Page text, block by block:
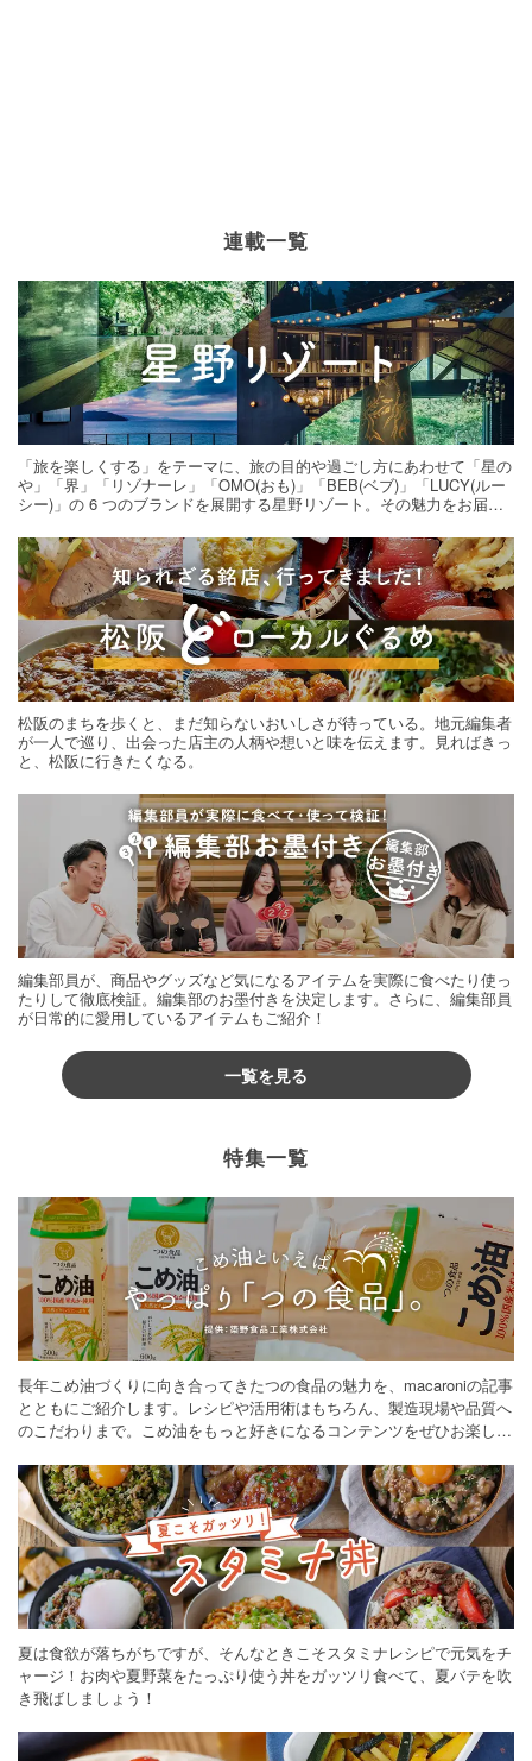
連載一覧
「旅を楽しくする」をテーマに、旅の目的や過ごし方にあわせて「星の
や」「界」「リゾナーレ」「OMO(おも)」「BEB(ベブ)」「LUCY(ルー
シー)」の 6 つのブランドを展開する星野リゾート。その魅力をお届け
松阪のまちを歩くと、まだ知らないおいしさが待っている。地元編集者
が一人で巡り、出会った店主の人柄や想いと味を伝えます。見ればきっ
と、松阪に行きたくなる。
編集部員が、商品やグッズなど気になるアイテムを実際に食べたり使っ
たりして徹底検証。編集部のお墨付きを決定します。さらに、編集部員
が日常的に愛用しているアイテムもご紹介！
一覧を見る
特集一覧
長年こめ油づくりに向き合ってきたつの食品の魅力を、macaroniの記事
とともにご紹介します。レシピや活用術はもちろん、製造現場や品質へ
のこだわりまで。こめ油をもっと好きになるコンテンツをぜひお楽しみ
夏は食欲が落ちがちですが、そんなときこそスタミナレシピで元気をチ
ャージ！お肉や夏野菜をたっぷり使う丼をガッツリ食べて、夏バテを吹
き飛ばしましょう！